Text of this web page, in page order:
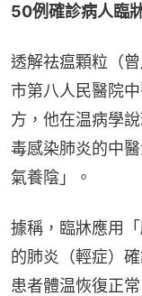
50例確診病人臨
透解祛瘟顆粒（
市第八人民醫院
方，他在温病學
毒感染肺炎的中
氣養陰」。
據稱，臨牀應用
的肺炎（輕症）
患者體温恢復正